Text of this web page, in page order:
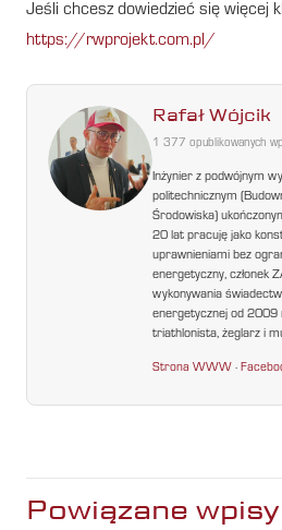
Jeśli chcesz dowiedzieć się więcej
https://rwprojekt.com.pl/
Rafał Wójcik
1 377 opublikowanych
Inżynier z podwójnym
politechnicznym
Środowiska)
20 lat pracuję jako
uprawnieniami bez
energetyczny, członek
wykonywania
energetycznej od 2009
triathlonista, żeglarz i
Strona WWW ·
Powiązane wpisy